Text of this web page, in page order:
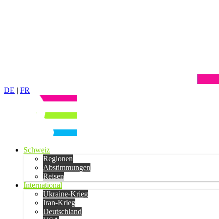
DE | FR
Schweiz
Regionen
Abstimmungen
Reisen
International
Ukraine-Krieg
Iran-Krieg
Deutschland